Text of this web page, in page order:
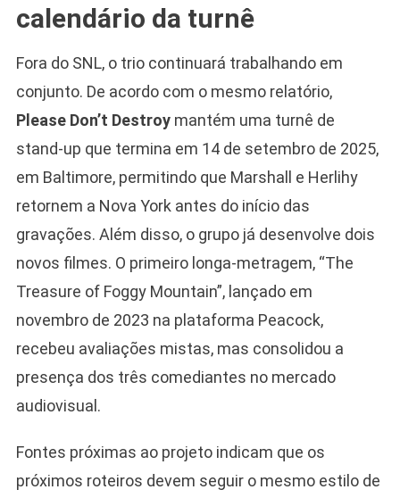
calendário da turnê
Fora do SNL, o trio continuará trabalhando em
conjunto. De acordo com o mesmo relatório,
Please Don’t Destroymantém uma turnê de
stand-up que termina em 14 de setembro de 2025,
em Baltimore, permitindo que Marshall e Herlihy
retornem a Nova York antes do início das
gravações. Além disso, o grupo já desenvolve dois
novos filmes. O primeiro longa-metragem, “The
Treasure of Foggy Mountain”, lançado em
novembro de 2023 na plataforma Peacock,
recebeu avaliações mistas, mas consolidou a
presença dos três comediantes no mercado
audiovisual.
Fontes próximas ao projeto indicam que os
próximos roteiros devem seguir o mesmo estilo de